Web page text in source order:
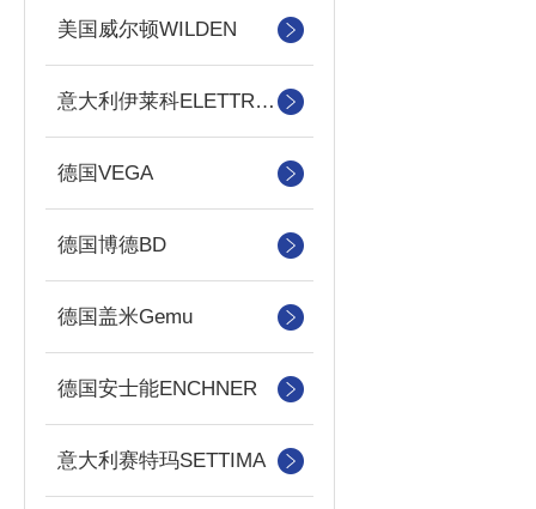
美国威尔顿WILDEN
意大利伊莱科ELETTROTEC
德国VEGA
德国博德BD
德国盖米Gemu
德国安士能ENCHNER
意大利赛特玛SETTIMA